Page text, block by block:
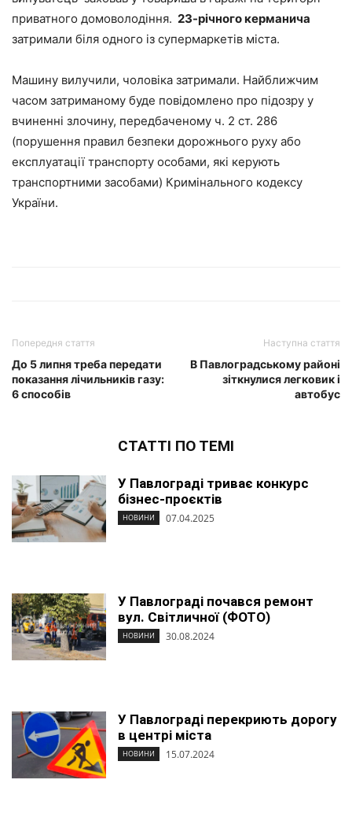
приватного домоволодіння. 23-річного керманича
затримали біля одного із супермаркетів міста.
Машину вилучили, чоловіка затримали. Найближчим
часом затриманому буде повідомлено про підозру у
вчиненні злочину, передбаченому ч. 2 ст. 286
(порушення правил безпеки дорожнього руху або
експлуатації транспорту особами, які керують
транспортними засобами) Кримінального кодексу
України.
Попередня стаття
До 5 липня треба передати
показання лічильників газу:
6 способів
Наступна стаття
В Павлоградському районі
зіткнулися легковик і
автобус
СТАТТІ ПО ТЕМІ
У Павлограді триває конкурс
бізнес-проєктів
НОВИНИ 07.04.2025
У Павлограді почався ремонт
вул. Світличної (ФОТО)
НОВИНИ 30.08.2024
У Павлограді перекриють дорогу
в центрі міста
НОВИНИ 15.07.2024